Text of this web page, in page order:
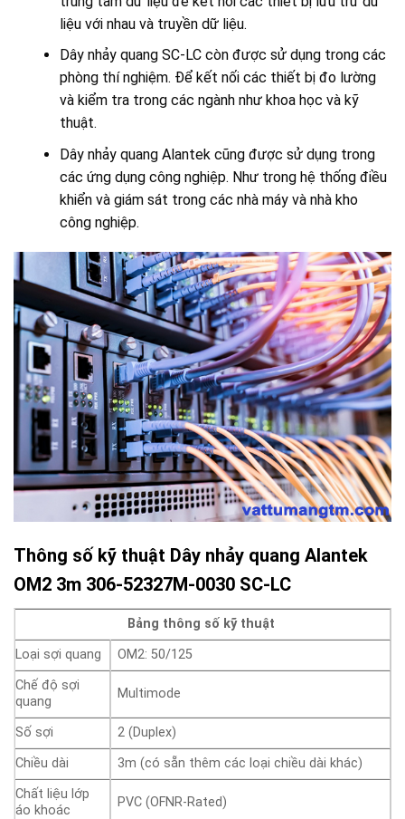
liệu với nhau và truyền dữ liệu.
Dây nhảy quang SC-LC còn được sử dụng trong các
phòng thí nghiệm. Để kết nối các thiết bị đo lường
và kiểm tra trong các ngành như khoa học và kỹ
thuật.
Dây nhảy quang Alantek cũng được sử dụng trong
các ứng dụng công nghiệp. Như trong hệ thống điều
khiển và giám sát trong các nhà máy và nhà kho
công nghiệp.
Thông số kỹ thuật Dây nhảy quang Alantek
OM2 3m 306-52327M-0030 SC-LC
Bảng thông số kỹ thuật
Loại sợi quang
OM2: 50/125
Chế độ sợi
quang
Multimode
Số sợi
2 (Duplex)
Chiều dài
3m (có sẵn thêm các loại chiều dài khác)
Chất liệu lớp
áo khoác
PVC (OFNR-Rated)